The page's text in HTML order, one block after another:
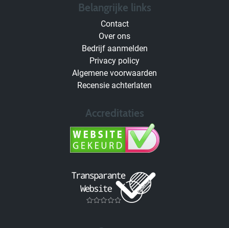
Belangrijke links
Contact
Over ons
Bedrijf aanmelden
Privacy policy
Algemene voorwaarden
Recensie achterlaten
Accreditaties